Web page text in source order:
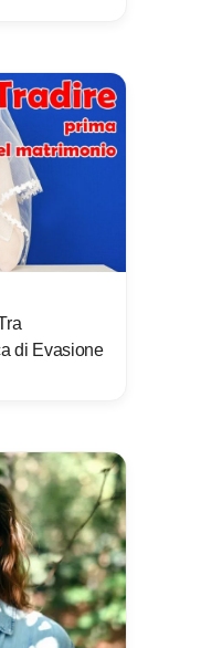
di Evasione